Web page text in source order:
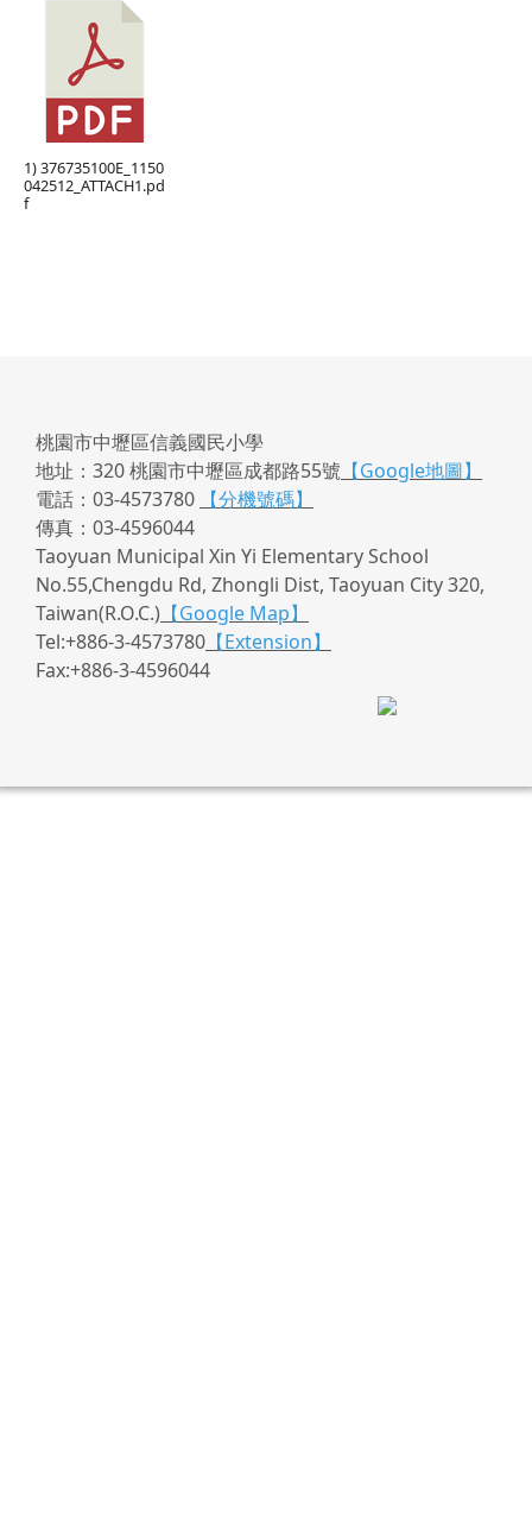
1) 376735100E_1150
042512_ATTACH1.pd
f
桃園市中壢區信義國民小學
地址：320 桃園市中壢區成都路55號 【Google地圖】
電話：03-4573780
【分機號碼】
傳真：03-4596044
Taoyuan Municipal Xin Yi Elementary School
No.55,Chengdu Rd, Zhongli Dist, Taoyuan City 320,
Taiwan(R.O.C.) 【Google Map】
Tel:+886-3-4573780 【Extension】
Fax:+886-3-4596044